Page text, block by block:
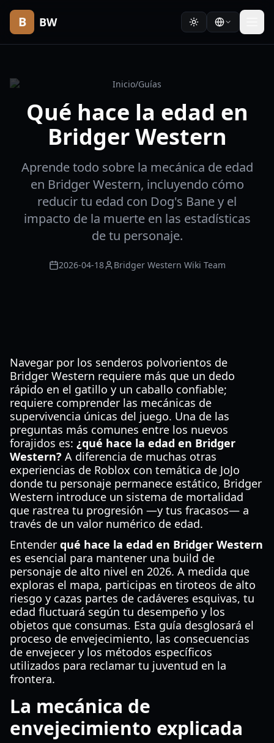
B BW
Inicio/Guías
Qué hace la edad en
Bridger Western
Aprende todo sobre la mecánica de edad
en Bridger Western, incluyendo cómo
reducir tu edad con Dog's Bane y el
impacto de la muerte en las estadísticas
de tu personaje.
2026-04-18 Bridger Western Wiki Team
Navegar por los senderos polvorientos de
Bridger Western requiere más que un dedo
rápido en el gatillo y un caballo confiable;
requiere comprender las mecánicas de
supervivencia únicas del juego. Una de las
preguntas más comunes entre los nuevos
forajidos es: ¿qué hace la edad en Bridger
Western? A diferencia de muchas otras
experiencias de Roblox con temática de JoJo
donde tu personaje permanece estático, Bridger
Western introduce un sistema de mortalidad
que rastrea tu progresión —y tus fracasos— a
través de un valor numérico de edad.
Entender qué hace la edad en Bridger Western
es esencial para mantener una build de
personaje de alto nivel en 2026. A medida que
exploras el mapa, participas en tiroteos de alto
riesgo y cazas partes de cadáveres esquivas, tu
edad fluctuará según tu desempeño y los
objetos que consumas. Esta guía desglosará el
proceso de envejecimiento, las consecuencias
de envejecer y los métodos específicos
utilizados para reclamar tu juventud en la
frontera.
La mecánica de
envejecimiento explicada